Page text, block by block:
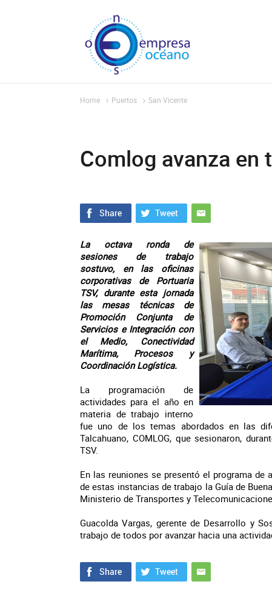
Home Puertos San Vicente
Comlog avanza en
La octava ronda de
sesiones de trabajo
sostuvo, en las oficinas
corporativas de Portuaria
TSV, durante esta jornada
las mesas técnicas de
Promoción Conjunta de
Servicios e Integración con
el Medio, Conectividad
Marítima, Procesos y
Coordinación Logística.
La programación de
actividades para el año en
materia de trabajo interno
fue uno de los temas abordados en las
Talcahuano, COMLOG, que sesionaron,
TSV.
En las reuniones se presentó el programa
de estas instancias de trabajo la Guía de
Ministerio de Transportes y
Guacolda Vargas, gerente de Desarrollo y
trabajo de todos por avanzar hacia una